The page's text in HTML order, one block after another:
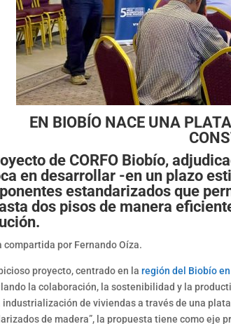
EN BIOBÍO NACE UNA
de CORFO Biobío,
en desarrollar -en un plazo
estandarizados que
dos pisos de manera
compartida por Fernando Oíza.
proyecto, centrado en laregión del Biobío
la colaboración, la sostenibilidad y la
industrialización de viviendas a través de una
de madera”, la propuesta tiene como eje